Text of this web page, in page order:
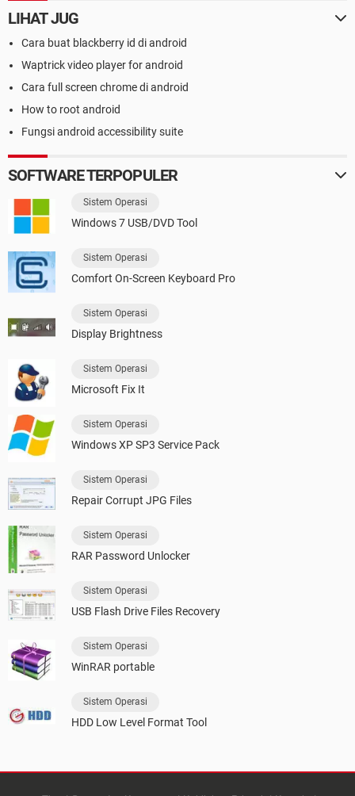
LIHAT JUG
Cara buat blackberry id di android
Waptrick video player for android
Cara full screen chrome di android
How to root android
Fungsi android accessibility suite
SOFTWARE TERPOPULER
Sistem Operasi
Windows 7 USB/DVD Tool
Sistem Operasi
Comfort On-Screen Keyboard Pro
Sistem Operasi
Display Brightness
Sistem Operasi
Microsoft Fix It
Sistem Operasi
Windows XP SP3 Service Pack
Sistem Operasi
Repair Corrupt JPG Files
Sistem Operasi
RAR Password Unlocker
Sistem Operasi
USB Flash Drive Files Recovery
Sistem Operasi
WinRAR portable
Sistem Operasi
HDD Low Level Format Tool